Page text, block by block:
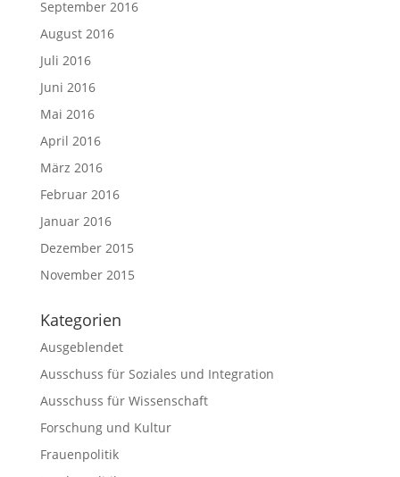
September 2016
August 2016
Juli 2016
Juni 2016
Mai 2016
April 2016
März 2016
Februar 2016
Januar 2016
Dezember 2015
November 2015
Kategorien
Ausgeblendet
Ausschuss für Soziales und Integration
Ausschuss für Wissenschaft
Forschung und Kultur
Frauenpolitik